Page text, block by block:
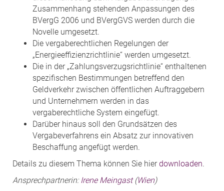
Zusammenhang stehenden Anpassungen des
BVergG 2006 und BVergGVS werden durch die
Novelle umgesetzt.
Die vergaberechtlichen Regelungen der
„Energieeffizienzrichtlinie“ werden umgesetzt.
Die in der „Zahlungsverzugsrichtlinie“ enthaltenen
spezifischen Bestimmungen betreffend den
Geldverkehr zwischen öffentlichen Auftraggebern
und Unternehmern werden in das
vergaberechtliche System eingefügt.
Darüber hinaus soll den Grundsätzen des
Vergabeverfahrens ein Absatz zur innovativen
Beschaffung angefügt werden.
Details zu diesem Thema können Sie hierdownloaden.
Ansprechpartnerin: Irene Meingast(Wien)